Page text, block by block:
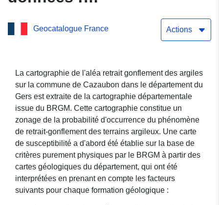
Geocatalogue France Actions
La cartographie de l'aléa retrait gonflement des argiles
sur la commune de Cazaubon dans le département du
Gers est extraite de la cartographie départementale
issue du BRGM. Cette cartographie constitue un
zonage de la probabilité d'occurrence du phénomène
de retrait-gonflement des terrains argileux. Une carte
de susceptibilité a d'abord été établie sur la base de
critères purement physiques par le BRGM à partir des
cartes géologiques du département, qui ont été
interprétées en prenant en compte les facteurs
suivants pour chaque formation géologique :